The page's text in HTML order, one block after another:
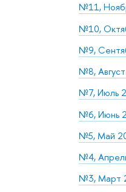
№11,
№10,
№9,
№8,
№7, Июль
№6, Июнь
№5, Май
№4,
№3, Март